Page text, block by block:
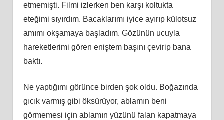
etmemişti. Filmi izlerken ben karşı koltukta
eteğimi sıyırdım. Bacaklarımı iyice ayırıp külotsuz
amımı okşamaya başladım. Gözünün ucuyla
hareketlerimi gören eniştem başını çevirip bana
baktı.
Ne yaptığımı görünce birden şok oldu. Boğazında
gıcık varmış gibi öksürüyor, ablamın beni
görmemesi için ablamın yüzünü falan kapatmaya